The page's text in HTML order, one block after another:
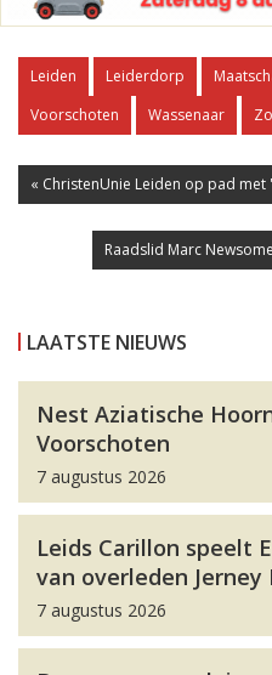
Leiden Leiderdorp
Voorschoten
Wassenaar
« ChristenUnie Leiden op pad met
Raadslid Marc
LAATSTE NIEUWS
Nest Aziatische
Voorschoten
7 augustus 2026
Leids Carillon speelt
van overleden Jerney
7 augustus 2026